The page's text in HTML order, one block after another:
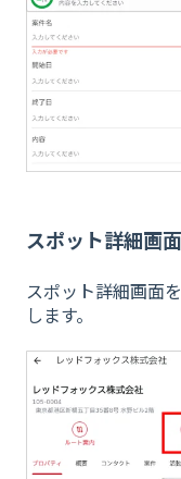
スポット詳細画
スポット詳細画面
します。